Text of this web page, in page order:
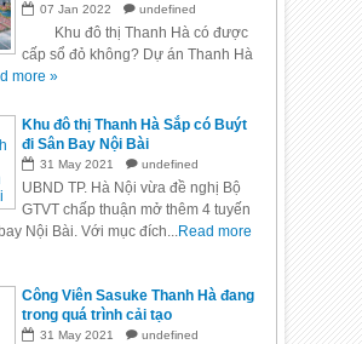
07 Jan 2022 undefined
Khu đô thị Thanh Hà có được
cấp sổ đỏ không? Dự án Thanh Hà
more »
Khu đô thị Thanh Hà Sắp có Buýt
đi Sân Bay Nội Bài
31 May 2021 undefined
UBND TP. Hà Nội vừa đề nghị Bộ
GTVT chấp thuận mở thêm 4 tuyến
Nội Bài. Với mục đích... Read more
Công Viên Sasuke Thanh Hà đang
trong quá trình cải tạo
31 May 2021 undefined